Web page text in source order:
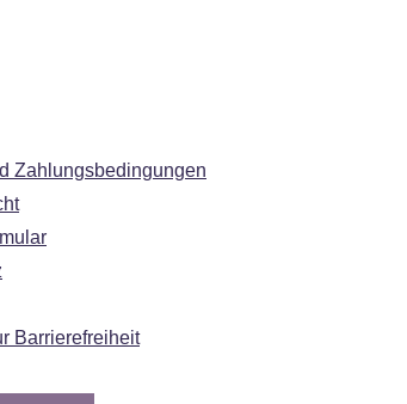
Zahlungsbedingungen
Barrierefreiheit